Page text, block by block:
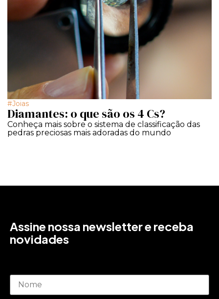
Joias
Diamantes: o que são os 4 Cs?
Conheça mais sobre o sistema de classificação das
pedras preciosas mais adoradas do mundo
Assine nossa newsletter e receba
novidades